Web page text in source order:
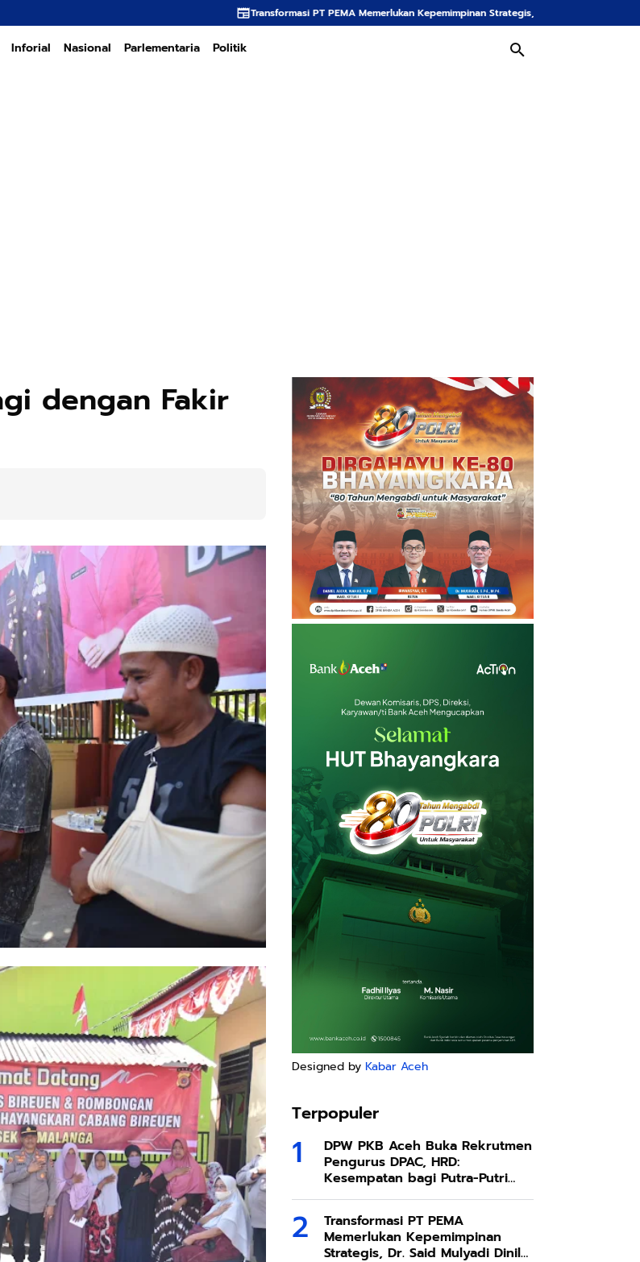
Transformasi PT PEMA Memerlukan Kepemimpinan Strategis, Dr. Said Mulyadi Dinilai Memenuhi Kriteria
Inforial Nasional Parlementaria Politik
dengan Fakir
Designed by Kabar Aceh
Terpopuler
DPW PKB Aceh Buka Rekrutmen
Pengurus DPAC, HRD:
Kesempatan bagi Putra-Putri
Terbaik Aceh
Transformasi PT PEMA
Memerlukan Kepemimpinan
Strategis, Dr. Said Mulyadi Dinilai